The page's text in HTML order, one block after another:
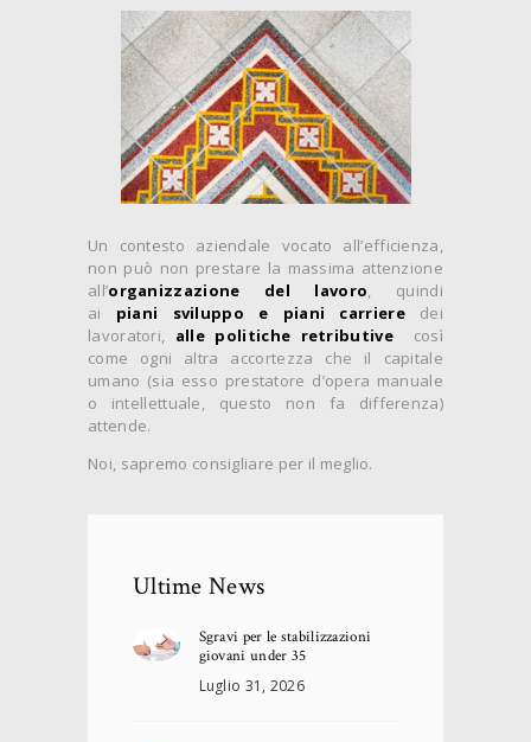
Un contesto aziendale vocato all’efficienza,
non può non prestare la massima attenzione
all’organizzazione del lavoro, quindi
ai piani sviluppo e piani carrieredei
lavoratori, alle politiche retributivecosì
come ogni altra accortezza che il capitale
umano (sia esso prestatore d’opera manuale
o intellettuale, questo non fa differenza)
attende.
Noi, sapremo consigliare per il meglio.
Ultime News
Sgravi per le stabilizzazioni
giovani under 35
Luglio 31, 2026